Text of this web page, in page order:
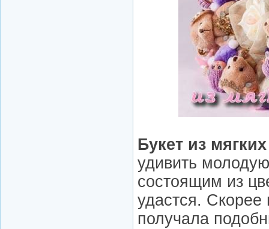
Букет из
удивить
состоящим из
удастся. Скорее
получала